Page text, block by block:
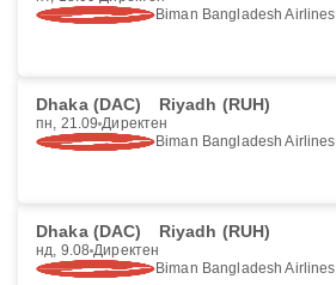
Biman Bangladesh Airlines
Dhaka (DAC) Riyadh (RUH)
пн, 21.09 Директен
Biman Bangladesh Airlines
Dhaka (DAC) Riyadh (RUH)
нд, 9.08 Директен
Biman Bangladesh Airlines